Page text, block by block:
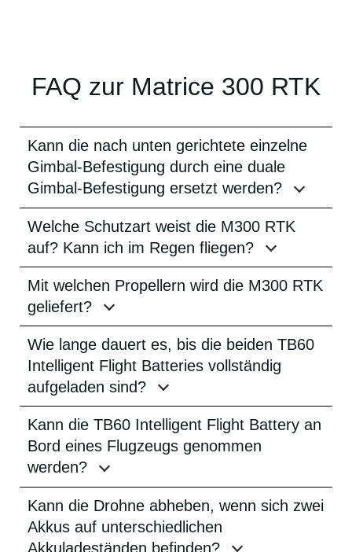
FAQ zur Matrice 300 RTK
Kann die nach unten gerichtete einzelne
Gimbal-Befestigung durch eine duale
Gimbal-Befestigung ersetzt werden?
Welche Schutzart weist die M300 RTK
auf? Kann ich im Regen fliegen?
Mit welchen Propellern wird die M300 RTK
geliefert?
Wie lange dauert es, bis die beiden TB60
Intelligent Flight Batteries vollständig
aufgeladen sind?
Kann die TB60 Intelligent Flight Battery an
Bord eines Flugzeugs genommen
werden?
Kann die Drohne abheben, wenn sich zwei
Akkus auf unterschiedlichen
Akkuladeständen befinden?